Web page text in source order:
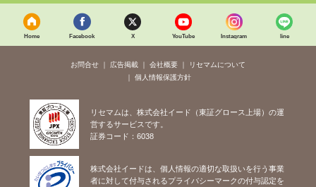
Home Facebook X YouTube Instagram line
お問合せ 広告掲載 会社概要
リセマムについて
個人情報保護方針
リセマムは、株式会社イード（東証グロース上場）の運
営するサービスです。
証券コード：6038
株式会社イードは、個人情報の適切な取扱いを行う事業
者に対して付与されるプライバシーマークの付与認定を